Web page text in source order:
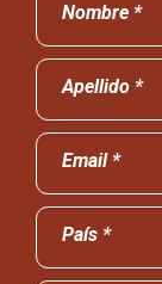
Nombre *
Apellido *
Email *
País *